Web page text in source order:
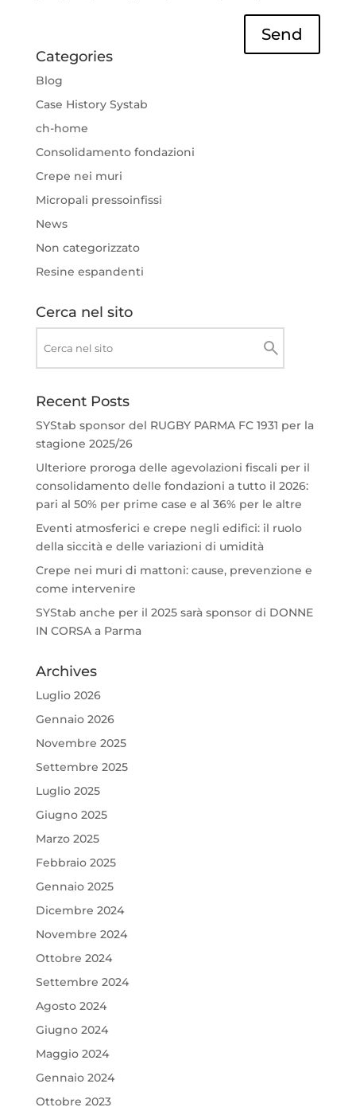
Send
Categories
Blog
Case History Systab
ch-home
Consolidamento fondazioni
Crepe nei muri
Micropali pressoinfissi
News
Non categorizzato
Resine espandenti
Cerca nel sito
Recent Posts
SYStab sponsor del RUGBY PARMA FC 1931 per la
stagione 2025/26
Ulteriore proroga delle agevolazioni fiscali per il
consolidamento delle fondazioni a tutto il 2026:
pari al 50% per prime case e al 36% per le altre
Eventi atmosferici e crepe negli edifici: il ruolo
della siccità e delle variazioni di umidità
Crepe nei muri di mattoni: cause, prevenzione e
come intervenire
SYStab anche per il 2025 sarà sponsor di DONNE
IN CORSA a Parma
Archives
Luglio 2026
Gennaio 2026
Novembre 2025
Settembre 2025
Luglio 2025
Giugno 2025
Marzo 2025
Febbraio 2025
Gennaio 2025
Dicembre 2024
Novembre 2024
Ottobre 2024
Settembre 2024
Agosto 2024
Giugno 2024
Maggio 2024
Gennaio 2024
Ottobre 2023